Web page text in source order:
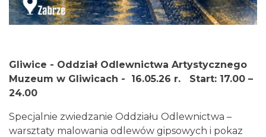
Gliwice - Oddział Odlewnictwa Artystycznego
Muzeum w Gliwicach - 16.05.26 r. Start: 17.00 –
24.00
Specjalnie zwiedzanie Oddziału Odlewnictwa –
warsztaty malowania odlewów gipsowych i pokaz